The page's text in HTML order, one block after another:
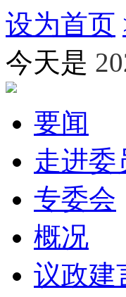
设为首页
今天是
要闻
走进委
专委会
概况
议政建